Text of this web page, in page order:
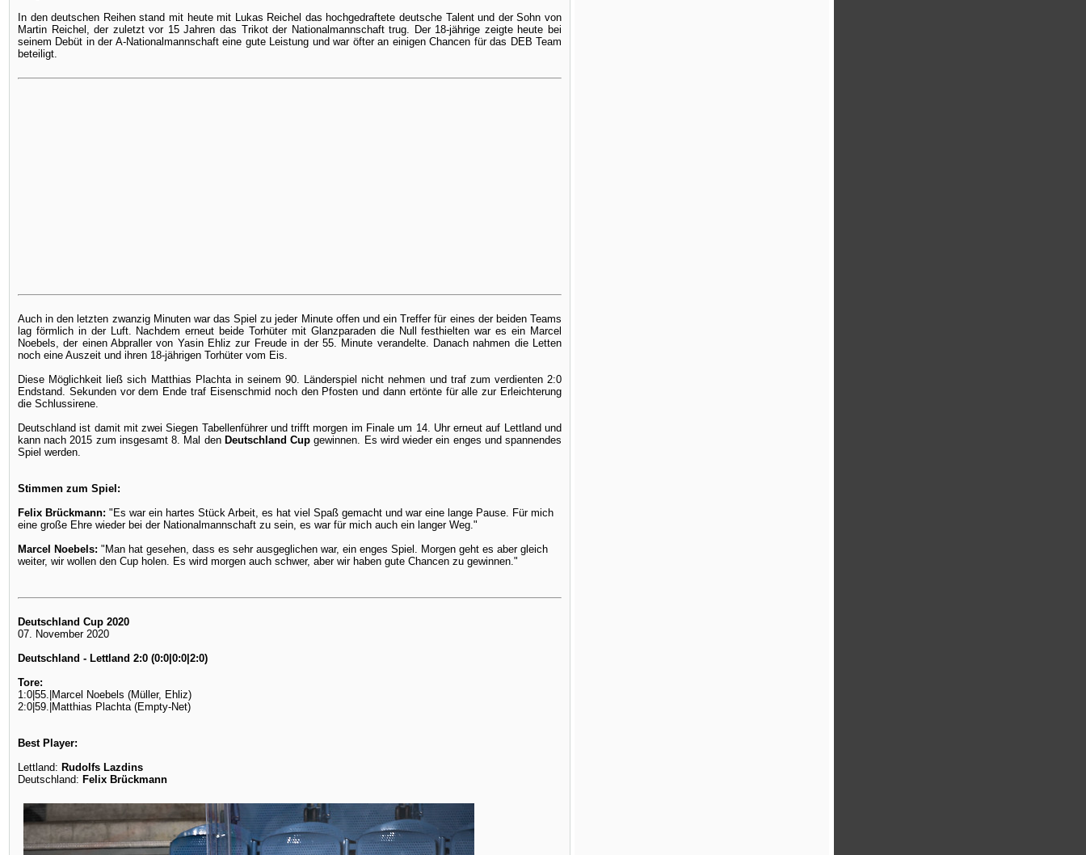
In den deutschen Reihen stand mit heute mit Lukas Reichel das hochgedraftete deutsche Talent und der Sohn von
Martin Reichel, der zuletzt vor 15 Jahren das Trikot der Nationalmannschaft trug. Der 18-jährige zeigte heute bei
seinem Debüt in der A-Nationalmannschaft eine gute Leistung und war öfter an einigen Chancen für das DEB Team
beteiligt.
Auch in den letzten zwanzig Minuten war das Spiel zu jeder Minute offen und ein Treffer für eines der beiden Teams
lag förmlich in der Luft. Nachdem erneut beide Torhüter mit Glanzparaden die Null festhielten war es ein Marcel
Noebels, der einen Abpraller von Yasin Ehliz zur Freude in der 55. Minute verandelte. Danach nahmen die Letten
noch eine Auszeit und ihren 18-jährigen Torhüter vom Eis.
Diese Möglichkeit ließ sich Matthias Plachta in seinem 90. Länderspiel nicht nehmen und traf zum verdienten 2:0
Endstand. Sekunden vor dem Ende traf Eisenschmid noch den Pfosten und dann ertönte für alle zur Erleichterung
die Schlussirene.
Deutschland ist damit mit zwei Siegen Tabellenführer und trifft morgen im Finale um 14. Uhr erneut auf Lettland und
kann nach 2015 zum insgesamt 8. Mal den Deutschland Cup gewinnen. Es wird wieder ein enges und spannendes
Spiel werden.
Stimmen zum Spiel:
Felix Brückmann: "Es war ein hartes Stück Arbeit, es hat viel Spaß gemacht und war eine lange Pause. Für mich
eine große Ehre wieder bei der Nationalmannschaft zu sein, es war für mich auch ein langer Weg."
Marcel Noebels: "Man hat gesehen, dass es sehr ausgeglichen war, ein enges Spiel. Morgen geht es aber gleich
weiter, wir wollen den Cup holen. Es wird morgen auch schwer, aber wir haben gute Chancen zu gewinnen."
Deutschland Cup 2020
07. November 2020
Deutschland - Lettland 2:0 (0:0|0:0|2:0)
Tore:
1:0|55.|Marcel Noebels (Müller, Ehliz)
2:0|59.|Matthias Plachta (Empty-Net)
Best Player:
Lettland: Rudolfs Lazdins
Deutschland: Felix Brückmann